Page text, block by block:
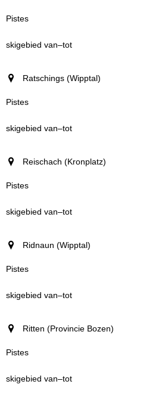
Ratschings (Wipptal)
Reischach (Kronplatz)
Ridnaun (Wipptal)
Ritten (Provincie Bozen)